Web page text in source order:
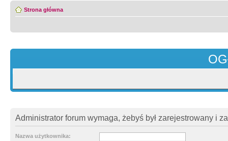
Strona główna
Administrator forum wymaga, żebyś był zarejestrowany i
Nazwa użytkownika: